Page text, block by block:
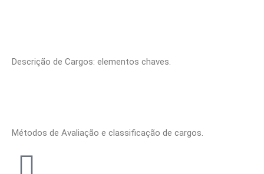
Descrição de Cargos: elementos chaves.
Métodos de Avaliação e classificação de cargos.